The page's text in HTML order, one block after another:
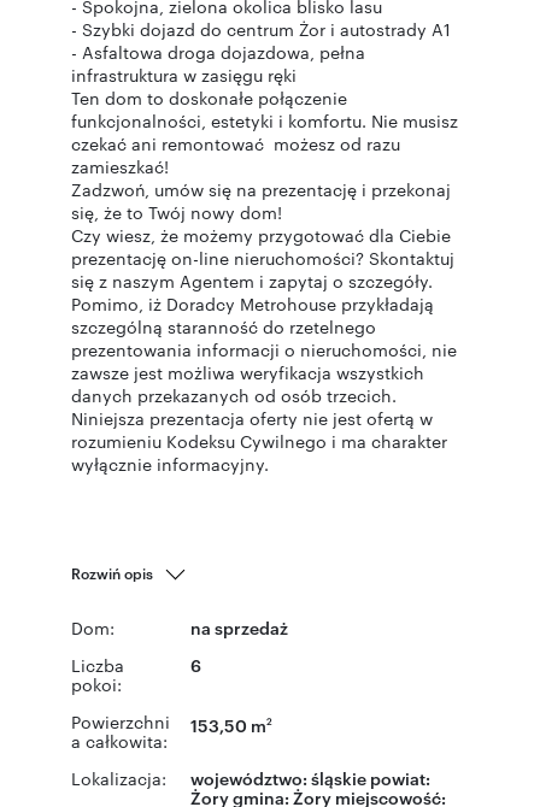
- Spokojna, zielona okolica blisko lasu
- Szybki dojazd do centrum Żor i autostrady A1
- Asfaltowa droga dojazdowa, pełna
infrastruktura w zasięgu ręki
Ten dom to doskonałe połączenie
funkcjonalności, estetyki i komfortu. Nie musisz
czekać ani remontować możesz od razu
zamieszkać!
Zadzwoń, umów się na prezentację i przekonaj
się, że to Twój nowy dom!
Czy wiesz, że możemy przygotować dla Ciebie
prezentację on-line nieruchomości? Skontaktuj
się z naszym Agentem i zapytaj o szczegóły.
Pomimo, iż Doradcy Metrohouse przykładają
szczególną staranność do rzetelnego
prezentowania informacji o nieruchomości, nie
zawsze jest możliwa weryfikacja wszystkich
danych przekazanych od osób trzecich.
Niniejsza prezentacja oferty nie jest ofertą w
rozumieniu Kodeksu Cywilnego i ma charakter
wyłącznie informacyjny.
Rozwiń opis
Dom: na sprzedaż
Liczba
pokoi:
6
Powierzchni
a całkowita:
153,50 m2
Lokalizacja: województwo: śląskie powiat:
Żorygmina: Żorymiejscowość: